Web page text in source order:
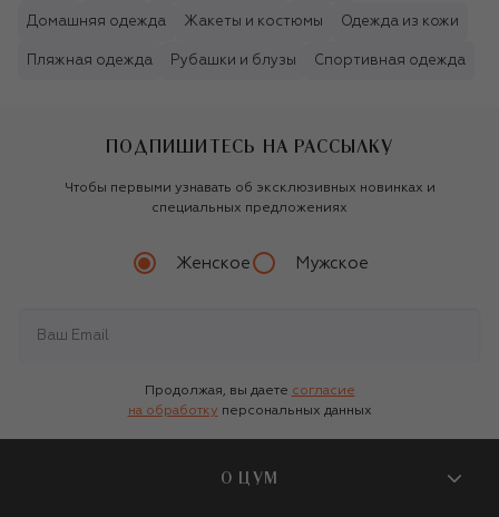
Домашняя одежда Жакеты и костюмы Одежда из кожи
Пляжная одежда Рубашки и блузы Спортивная одежда
ПОДПИШИТЕСЬ НА РАССЫЛКУ
Чтобы первыми узнавать об эксклюзивных новинках и
специальных предложениях
Женское Мужское
Продолжая, вы даете согласие
на обработку персональных данных
О ЦУМ